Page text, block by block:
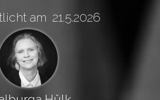
am 21.5.2026